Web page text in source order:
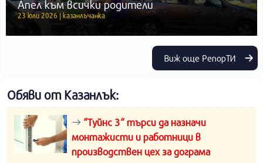
Апел към всички родители
23 юли 2026 | казанлъчанка
Виж още РепорТИ
Обяви от Казанлък:
“Туйнс 3“ търси да назначи
монтажисти и работници в
производствен цех за дограма